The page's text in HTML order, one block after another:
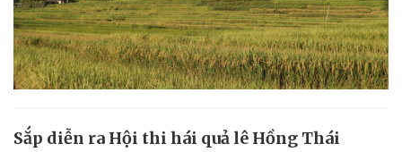
Sắp diễn ra Hội thi hái quả lê Hồng Thái